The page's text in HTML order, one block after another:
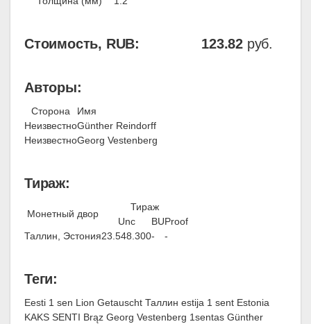
Стоимость, RUB: 123.82 руб.
Авторы:
Сторона
Имя
НеизвестноGünther Reindorff
НеизвестноGeorg Vestenberg
Тираж:
Монетный двор
Тираж
Unc
BUProof
Таллин, Эстония23.548.300- -
Теги:
Eesti 1 sen Lion Getauscht Таллин estija 1 sent Estonia
KAKS SENTI Brąz Georg Vestenberg 1sentas Günther